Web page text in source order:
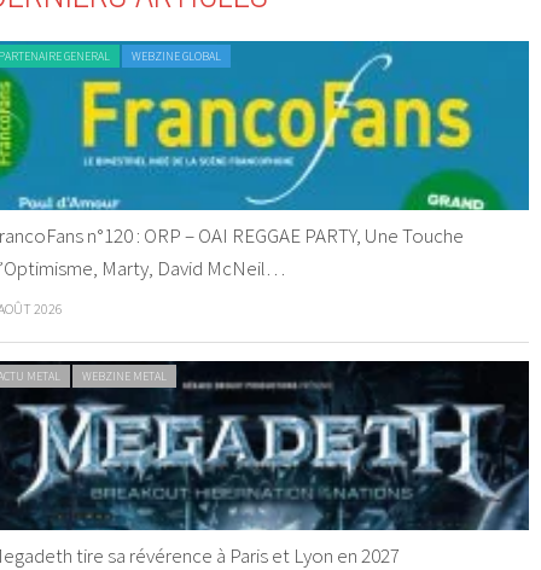
GENERAL WEBZINE GLOBAL
n°120 : ORP – OAI REGGAE PARTY, Une Touche
Marty, David McNeil…
2026
METAL WEBZINE METAL
tire sa révérence à Paris et Lyon en 2027